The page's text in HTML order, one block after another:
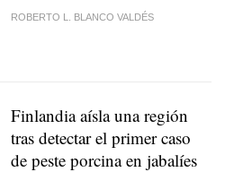
ROBERTO L. BLANCO VALDÉS
Finlandia aísla una región
tras detectar el primer caso
de peste porcina en jabalíes